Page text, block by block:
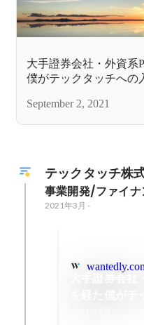
大手證券会社・外資系
僕がテックタッチへの
September 2, 2021
テックタッチ株
事業開発/ファイナ
2021年3月 -